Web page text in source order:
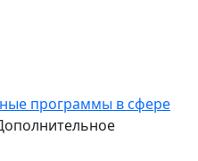
программы в сфере